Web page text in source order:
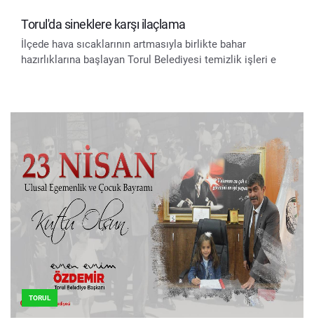
Torul'da sineklere karşı ilaçlama
İlçede hava sıcaklarının artmasıyla birlikte bahar
hazırlıklarına başlayan Torul Belediyesi temizlik işleri e
TORUL